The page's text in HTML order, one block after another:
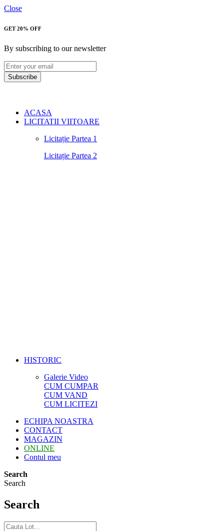
Close
GET 20% OFF
By subscribing to our newsletter
Subscribe
ACASA
LICITATII VIITOARE
Licitație Partea 1
Licitație Partea 2
HISTORIC
Galerie Video
CUM CUMPAR
CUM VAND
CUM LICITEZI
ECHIPA NOASTRA
CONTACT
MAGAZIN
ONLINE
Contul meu
Search
Search
Search